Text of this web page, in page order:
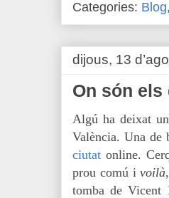
Categories: Blog,
dijous, 13
On són
Algú ha deixat
València. Una de
ciutat online.
prou comú ivoilà
tomba de Vicent